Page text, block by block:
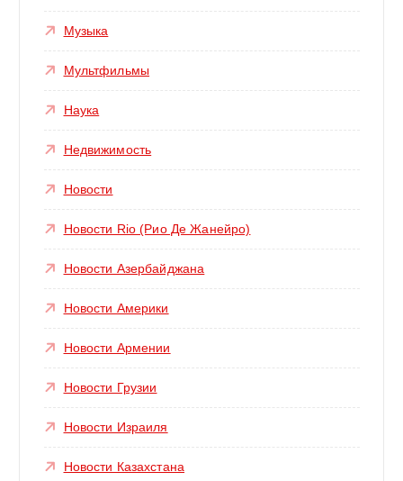
Музыка
Мультфильмы
Наука
Недвижимость
Новости
Новости Rio (Рио Де Жанейро)
Новости Азербайджана
Новости Америки
Новости Армении
Новости Грузии
Новости Израиля
Новости Казахстана